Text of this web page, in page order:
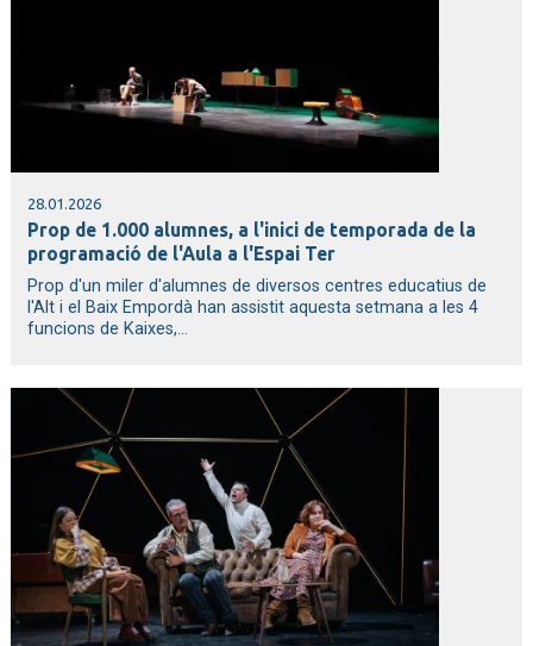
28.01.2026
Prop de 1.000 alumnes, a l'inici de temporada de la
programació de l'Aula a l'Espai Ter
Prop d'un miler d'alumnes de diversos centres educatius de
l'Alt i el Baix Empordà han assistit aquesta setmana a les 4
funcions de Kaixes,...